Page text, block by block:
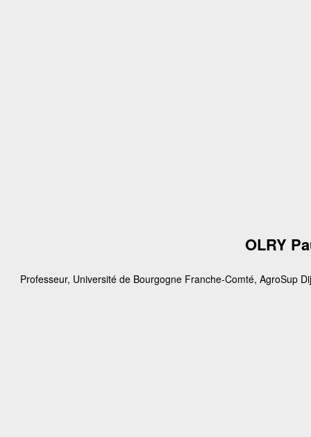
OLRY
Professeur, Université de Bourgogne Franche-Comté, AgroSup